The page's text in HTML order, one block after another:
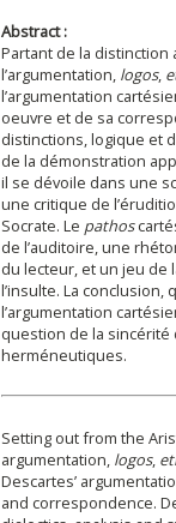
Abstract :
Partant de la
l’argumentation, logos,
l’argumentation
oeuvre et de sa
distinctions, logique et
de la démonstration
il se dévoile dans une
une critique de
Socrate. Le pathos
de l’auditoire, une
du lecteur, et un jeu de
l’insulte. La
l’argumentation
question de la sincérité
herméneutiques.
Setting out from the
argumentation, logos,
Descartes’
and correspondence.